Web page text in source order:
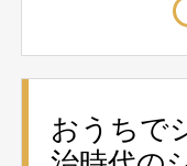
おうちで